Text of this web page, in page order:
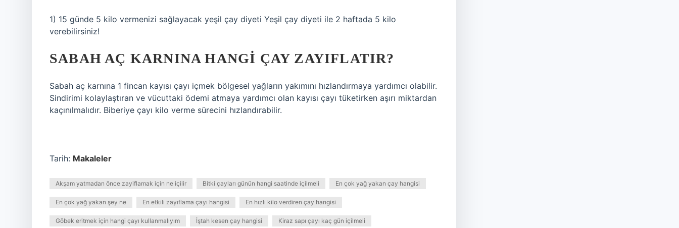
1) 15 günde 5 kilo vermenizi sağlayacak yeşil çay diyeti Yeşil çay diyeti ile 2 haftada 5 kilo
verebilirsiniz!
SABAH AÇ KARNINA HANGI ÇAY ZAYIFLATIR?
Sabah aç karnına 1 fincan kayısı çayı içmek bölgesel yağların yakımını hızlandırmaya yardımcı olabilir.
Sindirimi kolaylaştıran ve vücuttaki ödemi atmaya yardımcı olan kayısı çayı tüketirken aşırı miktardan
kaçınılmalıdır. Biberiye çayı kilo verme sürecini hızlandırabilir.
Tarih: Makaleler
Akşam yatmadan önce zayiflamak için ne içilir Bitki çayları günün hangi saatinde içilmeli En çok yağ yakan çay hangisi
En çok yağ yakan şey ne En etkili zayıflama çayı hangisi En hızlı kilo verdiren çay hangisi
Göbek eritmek için hangi çayı kullanmalıyım İştah kesen çay hangisi Kiraz sapı çayı kaç gün içilmeli